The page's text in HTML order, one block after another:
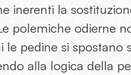
inerenti la
polemiche odierne
le pedine si spostano
alla logica della